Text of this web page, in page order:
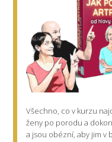
Všechno, co v kurzu
ženy po porodua
a jsou obézní, aby jim v